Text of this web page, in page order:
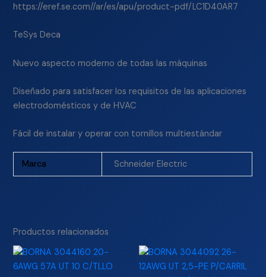
https://eref.se.com//ar/es/apu/product-pdf/LC1D40AR7
TeSys Deca
Nuevo aspecto moderno de todas las máquinas
Diseñado para satisfacer los requisitos de las aplicaciones
electrodomésticos y de HVAC
Fácil de instalar y operar con tornillos multiestándar
Marca Schneider Electric
Productos relacionados